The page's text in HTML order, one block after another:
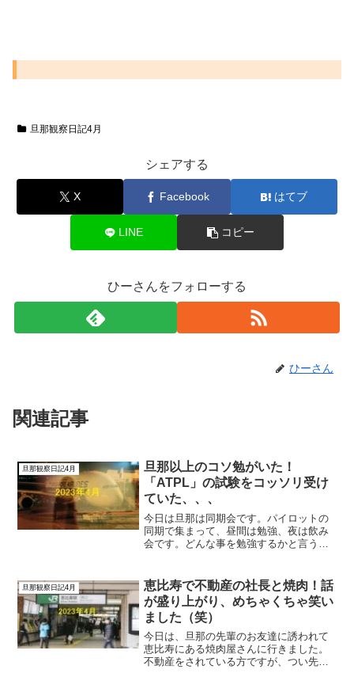
旦那観察日記4月
シェアする
X Facebook はてブ
LINE コピー
ひーさんをフォローする
ひーさん
関連記事
旦那観察日記4月
旦那以上のコソ勉がいた！
「ATPL」の試験をコッソリ受け
ていた、、、
今日は旦那は同期会です。パイロットの
同期で集まって、昼間は勉強、夜は飲み
会です。どんな事を勉強するかと言う
をみんなで出し合います。勉強会が終わ
って、沖縄料理のお店に行っ...
旦那観察日記4月
恵比寿で不動産の社長と焼肉！話
が盛り上がり、めちゃくちゃ笑い
ました（笑）
今日は、旦那の先輩のお友達に誘われて
恵比寿にある焼肉屋さんに行きました。
不動産をされている方ですが、つい先